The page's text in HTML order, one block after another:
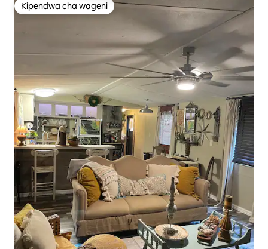
Kipendwa cha wageni
Kipendwa cha wageni